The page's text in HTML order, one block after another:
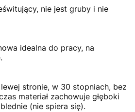
nie jest gruby i nie
idealna do pracy, na
stronie, w 30 stopniach, bez
materiał zachowuje głęboki
(nie spiera się).